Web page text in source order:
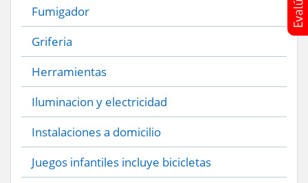
Fumigador
Griferia
Herramientas
Iluminacion y electricidad
Instalaciones a domicilio
Juegos infantiles incluye bicicletas